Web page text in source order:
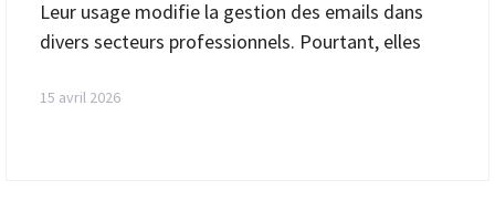
Leur usage modifie la gestion des emails dans
divers secteurs professionnels. Pourtant, elles
15 avril 2026